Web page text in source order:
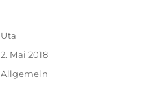
Autor
Uta
Veröffentlicht
am
2. Mai 2018
Kategorien
Allgemein